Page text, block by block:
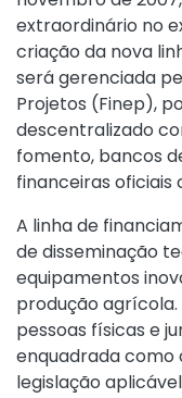
extraordinário no
criação da nova
será gerenciada
Projetos (Finep),
descentralizado
fomento, bancos
financeiras oficiais
A linha de
de disseminação
equipamentos
produção
pessoas físicas e
enquadrada como
legislação